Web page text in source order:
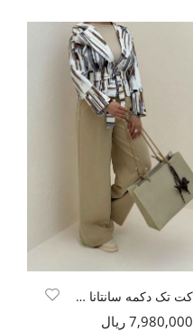
کت تک دکمه سانتانا چاپی کمربنددار
7,980,000 ریال